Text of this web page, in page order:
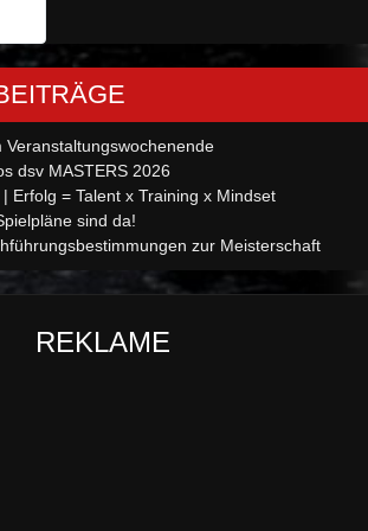
Veranstaltungswochenende
dsv MASTERS 2026
Erfolg = Talent x Training x Mindset
sind da!
zur Meisterschaft
REKLAME